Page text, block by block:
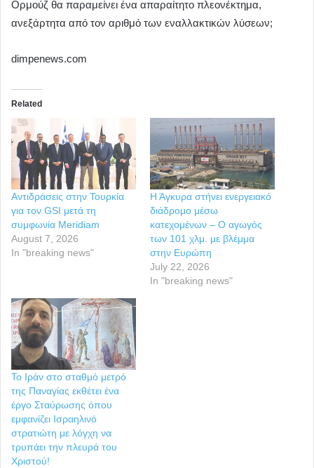
Ορμούζ θα παραμείνει ένα απαραίτητο πλεονέκτημα,
ανεξάρτητα από τον αριθμό των εναλλακτικών λύσεων;
dimpenews.com
Related
Αντιδράσεις στην Τουρκία
για τον GSI μετά τη
συμφωνία Meridiam
August 7, 2026
In "breaking news"
Η Άγκυρα στήνει ενεργειακό
διάδρομο μέσω
κατεχομένων – Ο αγωγός
των 101 χλμ. με βλέμμα
στην Ευρώπη
July 22, 2026
In "breaking news"
Το Ιράν στο σταθμό μετρό
της Παναγίας εκθέτει ένα
έργο Σταύρωσης όπου
εμφανίζει Ισραηλινό
στρατιώτη με λόγχη να
τρυπάει την πλευρά του
Χριστού!